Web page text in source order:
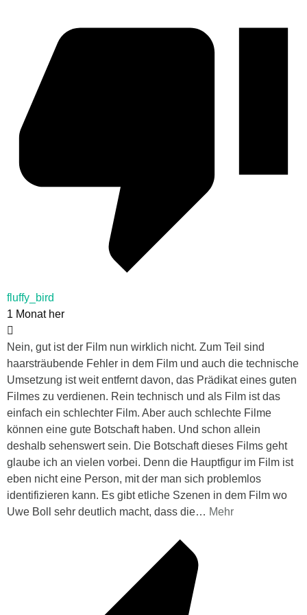
fluffy_bird
1 Monat her
Nein, gut ist der Film nun wirklich nicht. Zum Teil sind
haarsträubende Fehler in dem Film und auch die technische
Umsetzung ist weit entfernt davon, das Prädikat eines guten
Filmes zu verdienen. Rein technisch und als Film ist das
einfach ein schlechter Film. Aber auch schlechte Filme
können eine gute Botschaft haben. Und schon allein
deshalb sehenswert sein. Die Botschaft dieses Films geht
glaube ich an vielen vorbei. Denn die Hauptfigur im Film ist
eben nicht eine Person, mit der man sich problemlos
identifizieren kann. Es gibt etliche Szenen in dem Film wo
Uwe Boll sehr deutlich macht, dass die… Mehr